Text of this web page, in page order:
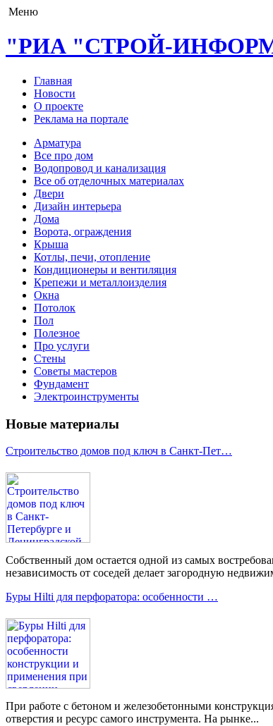
Меню
"РИА "СТРОЙ-
Главная
Новости
О проекте
Реклама на портале
Арматура
Все про дом
Водопровод и канализация
Все об отделочных материалах
Двери
Дизайн интерьера
Дома
Ворота, ограждения
Крыша
Котлы, печи, отопление
Кондиционеры и вентиляция
Крепежи и металлоизделия
Окна
Потолок
Пол
Полезное
Про услуги
Стены
Советы мастеров
Фундамент
Электроинструменты
Новые материалы
Строительство домов под ключ в Санкт-Пет…
Собственный дом остается одной из самых
независимость от соседей делает загородную
Буры Hilti для перфоратора: особенности …
При работе с бетоном и железобетонными
отверстия и ресурс самого инструмента. На рынке...